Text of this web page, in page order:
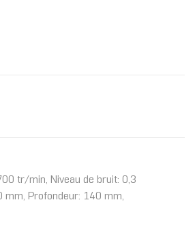
tr/min, Niveau de bruit: 0,3
mm, Profondeur: 140 mm,